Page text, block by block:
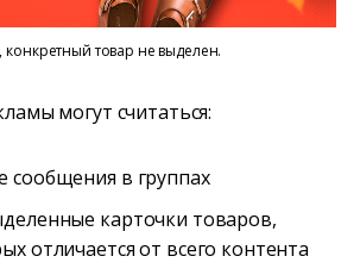
товар не выделен.
могут считаться:
сообщения в группах
карточки товаров,
отличается от всего контента